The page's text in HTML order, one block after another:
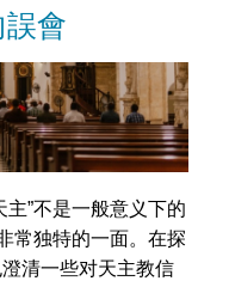
會
”不是一般意义下的
常独特的一面。在探
清一些对天主教信